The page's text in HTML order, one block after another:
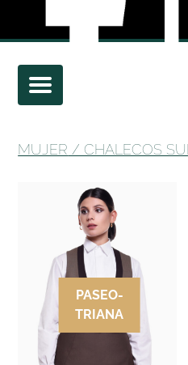
MUJER / CHALECOS
PASEO-
TRIANA